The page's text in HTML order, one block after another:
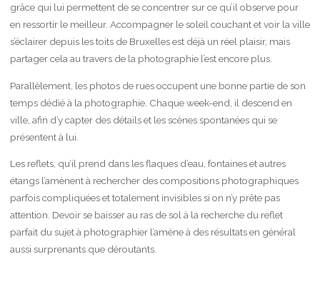
grâce qui lui permettent de se concentrer sur ce qu’il observe pour
en ressortir le meilleur. Accompagner le soleil couchant et voir la ville
s’éclairer depuis les toits de Bruxelles est déjà un réel plaisir, mais
partager cela au travers de la photographie l’est encore plus.
Parallèlement, les photos de rues occupent une bonne partie de son
temps dédié à la photographie. Chaque week-end, il descend en
ville, afin d’y capter des détails et les scènes spontanées qui se
présentent à lui.
Les reflets, qu’il prend dans les flaques d’eau, fontaines et autres
étangs l’amènent à rechercher des compositions photographiques
parfois compliquées et totalement invisibles si on n’y prête pas
attention. Devoir se baisser au ras de sol à la recherche du reflet
parfait du sujet à photographier l’amène à des résultats en général
aussi surprenants que déroutants.